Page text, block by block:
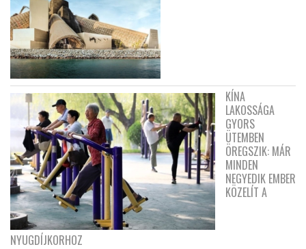
KÍNA
LAKOSSÁGA
GYORS
ÜTEMBEN
ÖREGSZIK: MÁR
MINDEN
NEGYEDIK EMBER
KÖZELÍT A
NYUGDÍJKORHOZ